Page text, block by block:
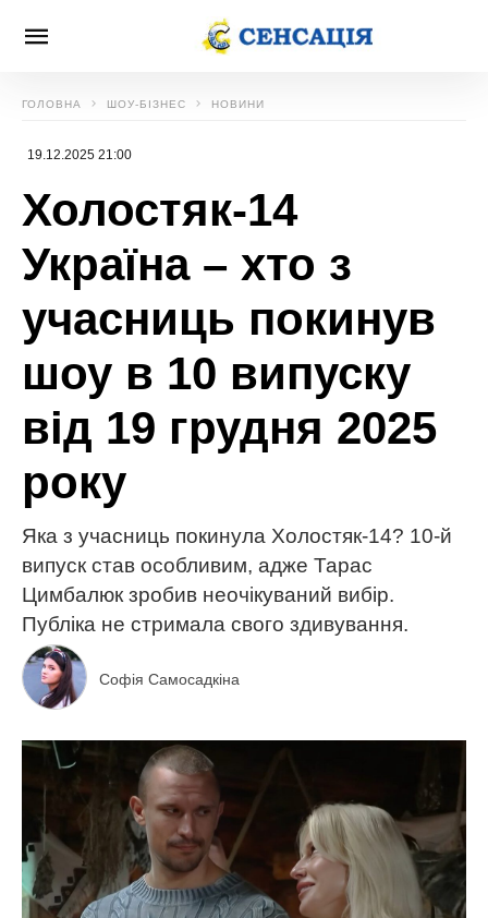
ГОЛОВНА ШОУ-БІЗНЕС НОВИНИ
19.12.2025 21:00
Холостяк-14
Україна – хто з
учасниць покинув
шоу в 10 випуску
від 19 грудня 2025
року
Яка з учасниць покинула Холостяк-14? 10-й
випуск став особливим, адже Тарас
Цимбалюк зробив неочікуваний вибір.
Публіка не стримала свого здивування.
Софія Самосадкіна